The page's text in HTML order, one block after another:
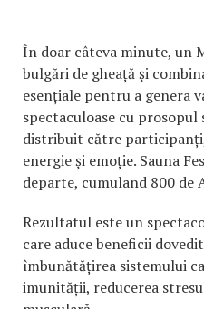
În doar câteva minute, un
bulgări de gheață și
esențiale pentru a genera
spectaculoase cu prosopul
distribuit către
energie și emoție. Sauna
departe, cumuland 800 de
Rezultatul este un
care aduce beneficii
îmbunătățirea sistemului
imunității, reducerea